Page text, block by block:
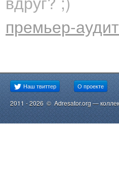
премьер-
Наш твиттер О проекте
2011 - 2026 © Adresator.org —